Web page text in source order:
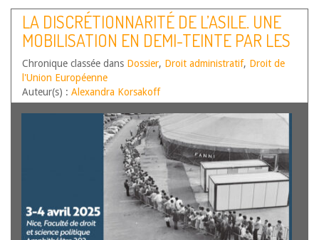
Par Mustapha Afroukh, Maître de conférences HDR en
droit public à Université de Montpellier, IDEDH
UR_UM205, Caroline Boiteux-Picheral, Professeur de droit
public à l’Université de Montpellier, IDEDH UR_UM205,
Thibaut Larrouturou, Professeur de droit public à
l’Université Évry Paris-Saclay, CRLD EA…
LA DISCRÉTIONNARITÉ DE L’ASILE. UNE
MOBILISATION EN DEMI-TEINTE PAR LES
FEMMES VICTIMES DE VIOLENCES
SEXISTES
Chronique classée dans Dossier, Droit administratif, Droit de
l'Union Européenne
Auteur(s) : Alexandra Korsakoff